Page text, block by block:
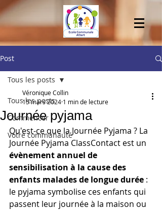
Post
Tous les posts
Commencer
Votre communauté
Tous les posts
Journée pyjama
Véronique Collin
15 mars 2024 1 min de lecture
Qu'est-ce que la Journée Pyjama ? La
Journée Pyjama ClassContact est un
évènement annuel de
sensibilisation à la cause des
enfants malades de longue durée :
le pyjama symbolise ces enfants qui
passent leur journée à la maison ou